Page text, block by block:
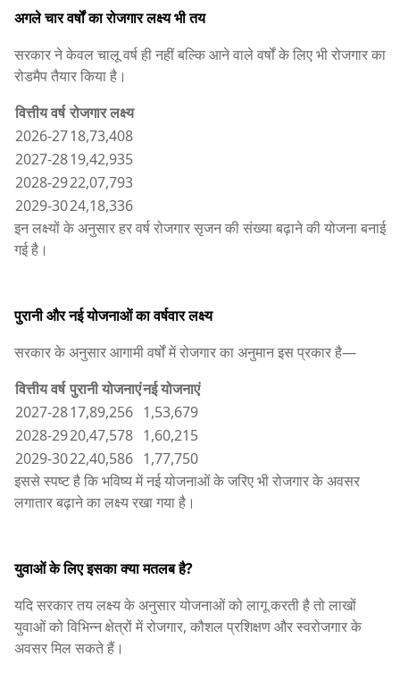
अगले चार वर्षों का रोजगार लक्ष्य भी तय
सरकार ने केवल चालू वर्ष ही नहीं बल्कि आने वाले वर्षों के लिए भी रोजगार का
रोडमैप तैयार किया है।
वित्तीय वर्ष रोजगार लक्ष्य
2026-2718,73,408
2027-2819,42,935
2028-2922,07,793
2029-3024,18,336
इन लक्ष्यों के अनुसार हर वर्ष रोजगार सृजन की संख्या बढ़ाने की योजना बनाई
गई है।
पुरानी और नई योजनाओं का वर्षवार लक्ष्य
सरकार के अनुसार आगामी वर्षों में रोजगार का अनुमान इस प्रकार है—
वित्तीय वर्ष पुरानी योजनाएंनई योजनाएं
2027-2817,89,256 1,53,679
2028-2920,47,578 1,60,215
2029-3022,40,586 1,77,750
इससे स्पष्ट है कि भविष्य में नई योजनाओं के जरिए भी रोजगार के अवसर
लगातार बढ़ाने का लक्ष्य रखा गया है।
युवाओं के लिए इसका क्या मतलब है?
यदि सरकार तय लक्ष्य के अनुसार योजनाओं को लागू करती है तो लाखों
युवाओं को विभिन्न क्षेत्रों में रोजगार, कौशल प्रशिक्षण और स्वरोजगार के
अवसर मिल सकते हैं।